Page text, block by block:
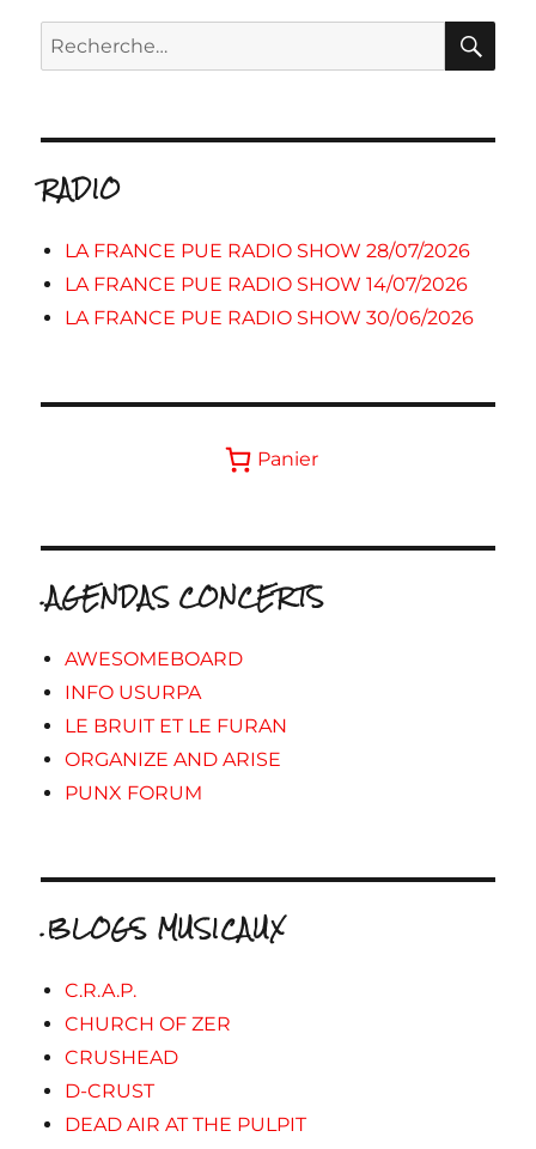
Recherche
pour :
RADIO
LA FRANCE PUE RADIO SHOW 28/07/2026
LA FRANCE PUE RADIO SHOW 14/07/2026
LA FRANCE PUE RADIO SHOW 30/06/2026
Panier
.AGENDAS CONCERTS
AWESOMEBOARD
INFO USURPA
LE BRUIT ET LE FURAN
ORGANIZE AND ARISE
PUNX FORUM
.BLOGS MUSICAUX
C.R.A.P.
CHURCH OF ZER
CRUSHEAD
D-CRUST
DEAD AIR AT THE PULPIT